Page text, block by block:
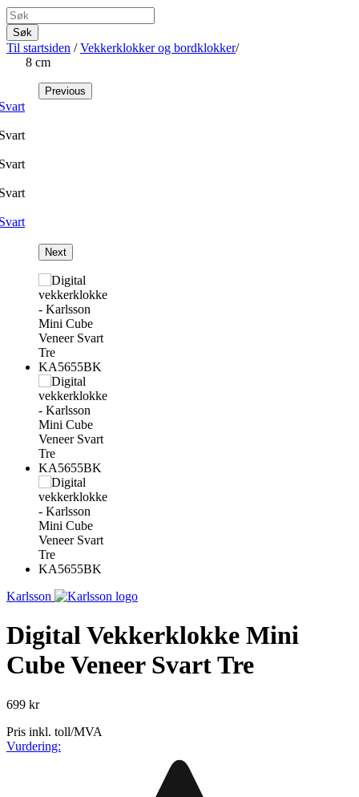
Søk
Til startsiden / Vekkerklokker og bordklokker/
8 cm
Previous
Next
Karlsson
Digital Vekkerklokke Mini
Cube Veneer Svart Tre
699 kr
Pris inkl. toll/MVA
Vurdering: